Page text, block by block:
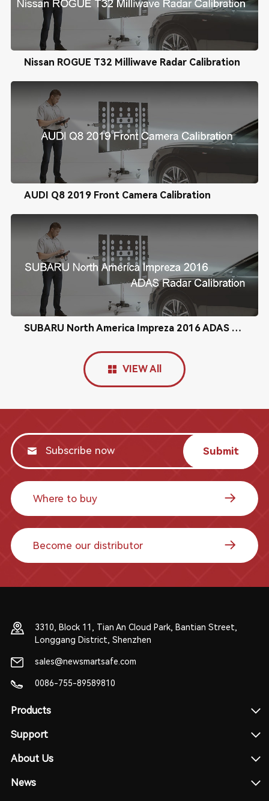
Nissan ROGUE T32 Milliwave Radar Calibration
AUDI Q8 2019 Front Camera Calibration
SUBARU North America Impreza 2016 ADAS Radar Calibration
VIEW All
Submit
Where to buy
Become our distributor
3310, Block 11, Tian An Cloud Park, Bantian Street,
Longgang District, Shenzhen
sales@newsmartsafe.com
0086-755-89589810
Products
Support
About Us
News